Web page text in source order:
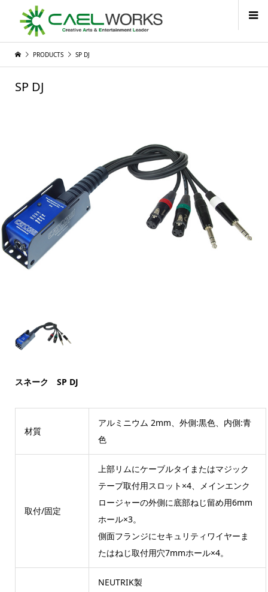
PRODUCTS SP DJ
SP DJ
スネーク SP DJ
材質
アルミニウム 2mm、外側:黒色、内側:青
色
取付/固定
上部リムにケーブルタイまたはマジック
テープ取付用スロット×4、メインエンク
ロージャーの外側に底部ねじ留め用6mm
ホール×3。
側面フランジにセキュリティワイヤーま
たはねじ取付用穴7mmホール×4。
NEUTRIK製